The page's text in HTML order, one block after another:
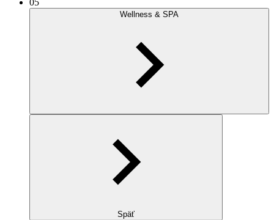
05
Wellness & SPA
Späť